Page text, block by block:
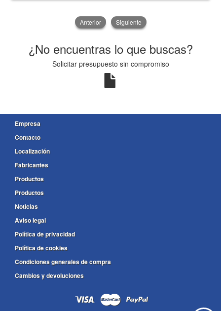
Anterior Siguiente
¿No encuentras lo que buscas?
Solicitar presupuesto sin compromiso
Empresa
Contacto
Localización
Fabricantes
Productos
Productos
Noticias
Aviso legal
Política de privacidad
Política de cookies
Condiciones generales de compra
Cambios y devoluciones